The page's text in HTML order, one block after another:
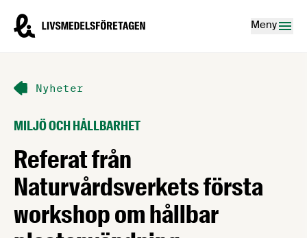
Livsmedelsföretagen – till startsidan
Meny
Nyheter
MILJÖ OCH HÅLLBARHET
Referat från
Naturvårdsverkets första
workshop om hållbar